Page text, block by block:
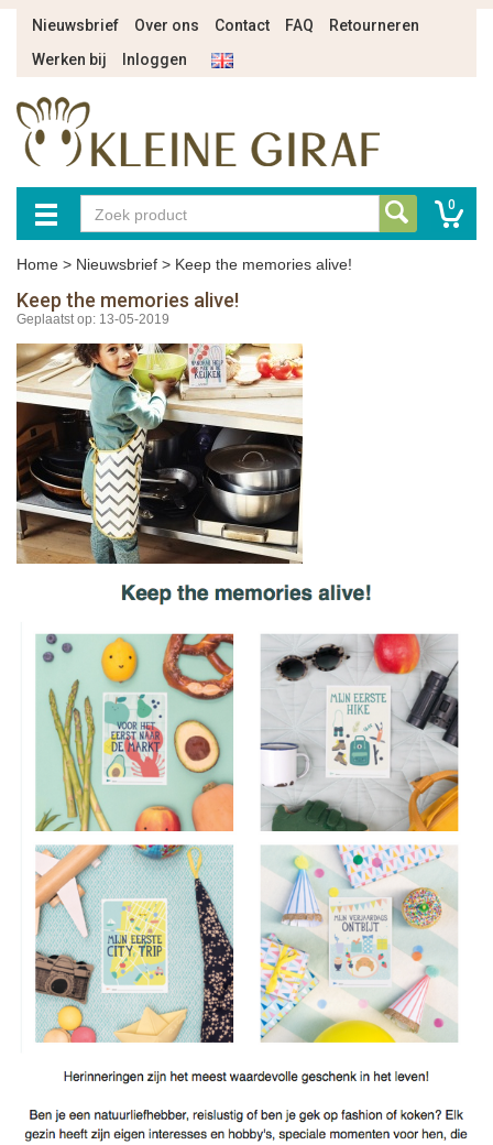
Nieuwsbrief Over ons Contact FAQ
Retourneren
Werken bij
Inloggen
0
Home > Nieuwsbrief > Keep the memories alive!
Keep the memories alive!
Geplaatst op: 13-05-2019